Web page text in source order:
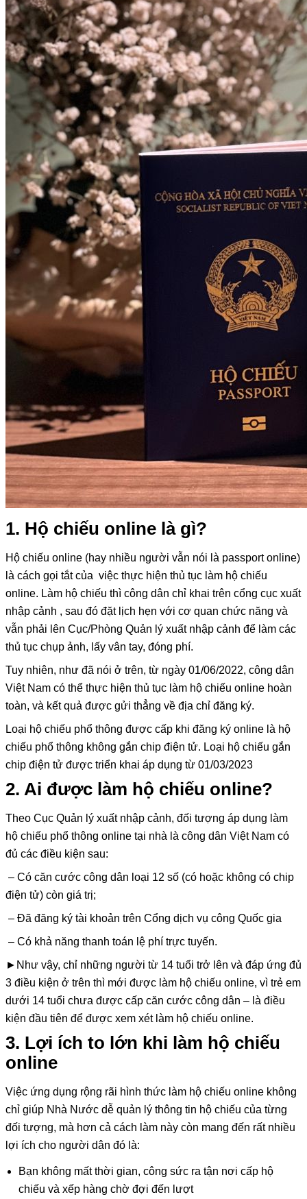
1. Hộ chiếu online là gì?
Hộ chiếu online (hay nhiều người vẫn nói là passport online)
là cách gọi tắt của việc thực hiện thủ tục làm hộ chiếu
online. Làm hộ chiếu thì công dân chỉ khai trên cổng cục xuất
nhập cảnh , sau đó đặt lịch hẹn với cơ quan chức năng và
vẫn phải lên Cục/Phòng Quản lý xuất nhập cảnh để làm các
thủ tục chụp ảnh, lấy vân tay, đóng phí.
Tuy nhiên, như đã nói ở trên, từ ngày 01/06/2022, công dân
Việt Nam có thể thực hiện thủ tục làm hộ chiếu online hoàn
toàn, và kết quả được gửi thẳng về địa chỉ đăng ký.
Loại hộ chiếu phổ thông được cấp khi đăng ký online là hộ
chiếu phổ thông không gắn chip điện tử. Loại hộ chiếu gắn
chip điện tử được triển khai áp dụng từ 01/03/2023
2. Ai được làm hộ chiếu online?
Theo Cục Quản lý xuất nhập cảnh, đối tượng áp dụng làm
hộ chiếu phổ thông online tại nhà là công dân Việt Nam có
đủ các điều kiện sau:
– Có căn cước công dân loại 12 số (có hoặc không có chip
điện tử) còn giá trị;
– Đã đăng ký tài khoản trên Cổng dịch vụ công Quốc gia
– Có khả năng thanh toán lệ phí trực tuyến.
►Như vậy, chỉ những người từ 14 tuổi trở lên và đáp ứng đủ
3 điều kiện ở trên thì mới được làm hộ chiếu online, vì trẻ em
dưới 14 tuổi chưa được cấp căn cước công dân – là điều
kiện đầu tiên để được xem xét làm hộ chiếu online.
3. Lợi ích to lớn khi làm hộ chiếu
online
Việc ứng dụng rộng rãi hình thức làm hộ chiếu online không
chỉ giúp Nhà Nước dễ quản lý thông tin hộ chiếu của từng
đối tượng, mà hơn cả cách làm này còn mang đến rất nhiều
lợi ích cho người dân đó là:
Bạn không mất thời gian, công sức ra tận nơi cấp hộ
chiếu và xếp hàng chờ đợi đến lượt